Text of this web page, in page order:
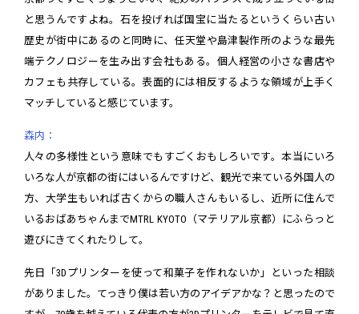
と思うんですよね。石を投げれば国宝に当たるというくらい古い
歴史が街中にあるのと同時に、任天堂や島津製作所のような最先
端テクノロジーを生み出す会社もある。個人経営の小さな書店や
カフェも共存している。表面的には相反するような領域が上手く
マッチしていると感じています。
森内：
人々の多様性という意味でもすごくおもしろいです。本当にいろ
いろな人が京都の街にはいるんですけど、観光で来ている外国人の
方、大学生もいれば古くからの職人さんもいるし、近所に住んで
いるおばあちゃんまでMTRL KYOTO（マテリアル京都）にふらっと
遊びにきてくれたりして。
先日「3Dプリンターを使って和菓子を作れないか」といった相談
がありました。てっきり僕は若い方のアイデアかな？と思ったので